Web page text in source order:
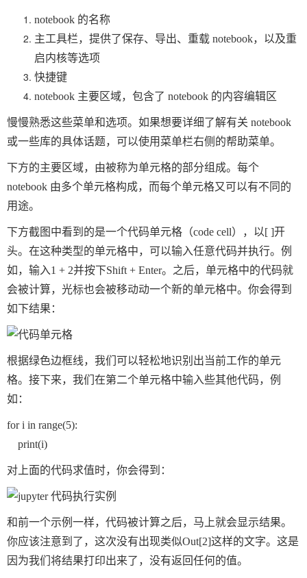
notebook 的名称
主工具栏，提供了保存、导出、重载 notebook，以及重
启内核等选项
快捷键
notebook 主要区域，包含了 notebook 的内容编辑区
慢慢熟悉这些菜单和选项。如果想要详细了解有关 notebook
或一些库的具体话题，可以使用菜单栏右侧的帮助菜单。
下方的主要区域，由被称为单元格的部分组成。每个
notebook 由多个单元格构成，而每个单元格又可以有不同的
用途。
下方截图中看到的是一个代码单元格（code cell），以[ ]开
头。在这种类型的单元格中，可以输入任意代码并执行。例
如，输入1 + 2并按下Shift + Enter。之后，单元格中的代码就
会被计算，光标也会被移动动一个新的单元格中。你会得到
如下结果：
根据绿色边框线，我们可以轻松地识别出当前工作的单元
格。接下来，我们在第二个单元格中输入些其他代码，例
如：
for i in range(5):
print(i
对上面的代码求值时，你会得到：
和前一个示例一样，代码被计算之后，马上就会显示结果。
你应该注意到了，这次没有出现类似Out[2]这样的文字。这是
因为我们将结果打印出来了，没有返回任何的值。